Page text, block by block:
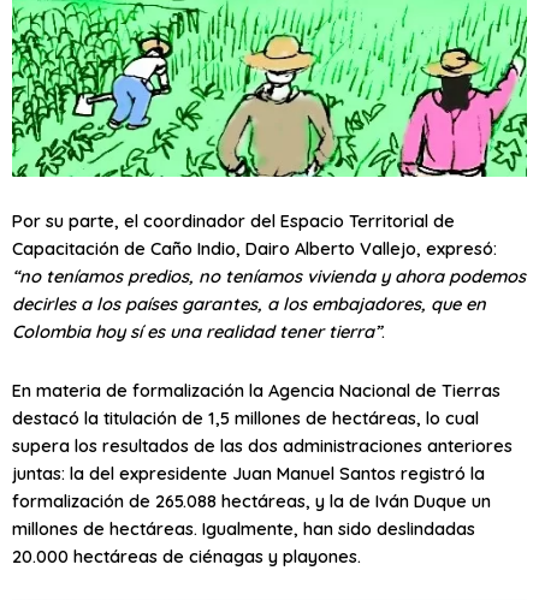
Por su parte, el coordinador del Espacio Territorial de
Capacitación de Caño Indio, Dairo Alberto Vallejo, expresó:
“no teníamos predios, no teníamos vivienda y ahora podemos
decirles a los países garantes, a los embajadores, que en
Colombia hoy sí es una realidad tener tierra”.
En materia de formalización la Agencia Nacional de Tierras
destacó la titulación de 1,5 millones de hectáreas, lo cual
supera los resultados de las dos administraciones anteriores
juntas: la del expresidente Juan Manuel Santos registró la
formalización de 265.088 hectáreas, y la de Iván Duque un
millones de hectáreas. Igualmente, han sido deslindadas
20.000 hectáreas de ciénagas y playones.